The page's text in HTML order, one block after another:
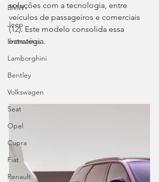
BMW
Jeep
Entrevistas
Lamborghini
Bentley
Volkswagen
Seat
Opel
Cupra
Fiat
Renault
soluções com a tecnologia, entre
veículos de passageiros e comerciais
(12). Este modelo consolida essa
estratégia.